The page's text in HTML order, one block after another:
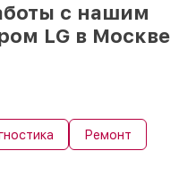
с нашим
LG в Москве
Ремонт